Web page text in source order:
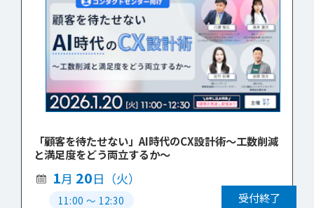
「顧客を待たせない」AI時代のCX設計術～工数削減
と満足度をどう両立するか～
1月 20日（火）
11:00〜 12:30 受付終了